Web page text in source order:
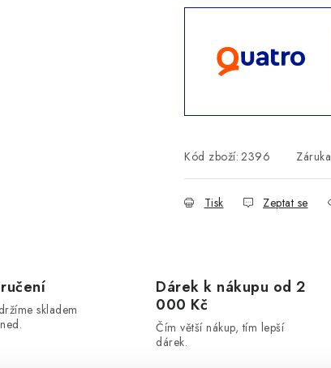
Kód zboží: 2396 Záruka
Tisk Zeptat se
skladem
Dárek k nákupu od 2
000 Kč
Čím větší nákup, tím lepší
dárek.